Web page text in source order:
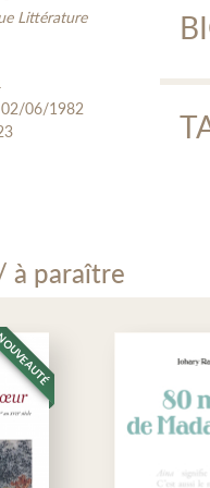
Littérature
02/06/1982
à paraître